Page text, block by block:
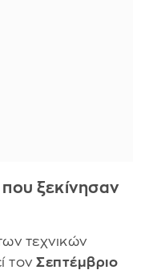
ξεκίνησαν
τεχνικών
τον Σεπτέμβριο